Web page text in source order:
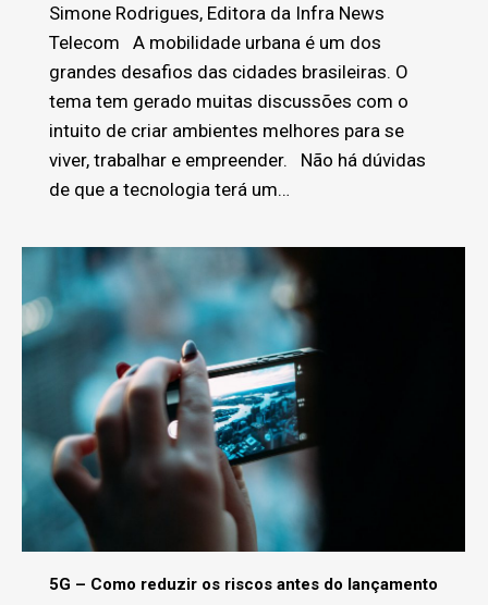
Simone Rodrigues, Editora da Infra News
Telecom A mobilidade urbana é um dos
grandes desafios das cidades brasileiras. O
tema tem gerado muitas discussões com o
intuito de criar ambientes melhores para se
viver, trabalhar e empreender. Não há dúvidas
de que a tecnologia terá um…
5G – Como reduzir os riscos antes do lançamento